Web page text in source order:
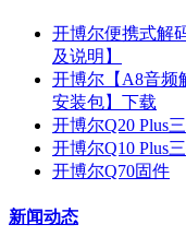
开博尔便携式解
及说明】
开博尔【A8音频
安装包】下载
开博尔Q20 Plus
开博尔Q10 Plus
开博尔Q70固件
新闻动态